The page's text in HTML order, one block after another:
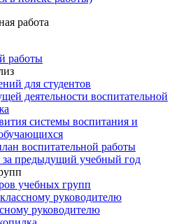
работа
работы
для студентов
деятельности воспитательной
системы воспитания и
воспитательной работы
за предыдущий учебный год
учебных групп
руководителю
руководителю